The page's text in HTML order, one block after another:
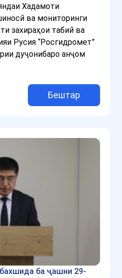
Хадамоти
ва мониторинги
захираҳои табиӣ ва
Русия “Росгидромет”
дуҷонибаро анҷом
Бештар
ба ҷашни 29-